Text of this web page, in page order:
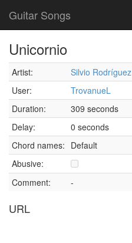
Guitar Songs
Unicornio
Artist: Silvio Rodríguez
User:
TrovanueL
Duration:
309 seconds
Delay:
0 seconds
Chord names: Default
Abusive:
Comment:
-
URL